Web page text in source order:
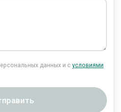
данных и с условиями